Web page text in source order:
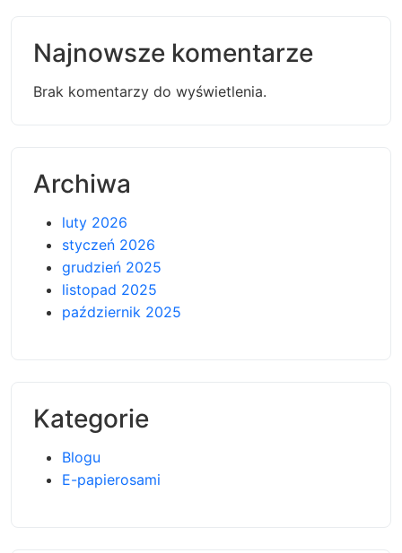
Najnowsze komentarze
Brak komentarzy do wyświetlenia.
Archiwa
luty 2026
styczeń 2026
grudzień 2025
listopad 2025
październik 2025
Kategorie
Blogu
E-papierosami